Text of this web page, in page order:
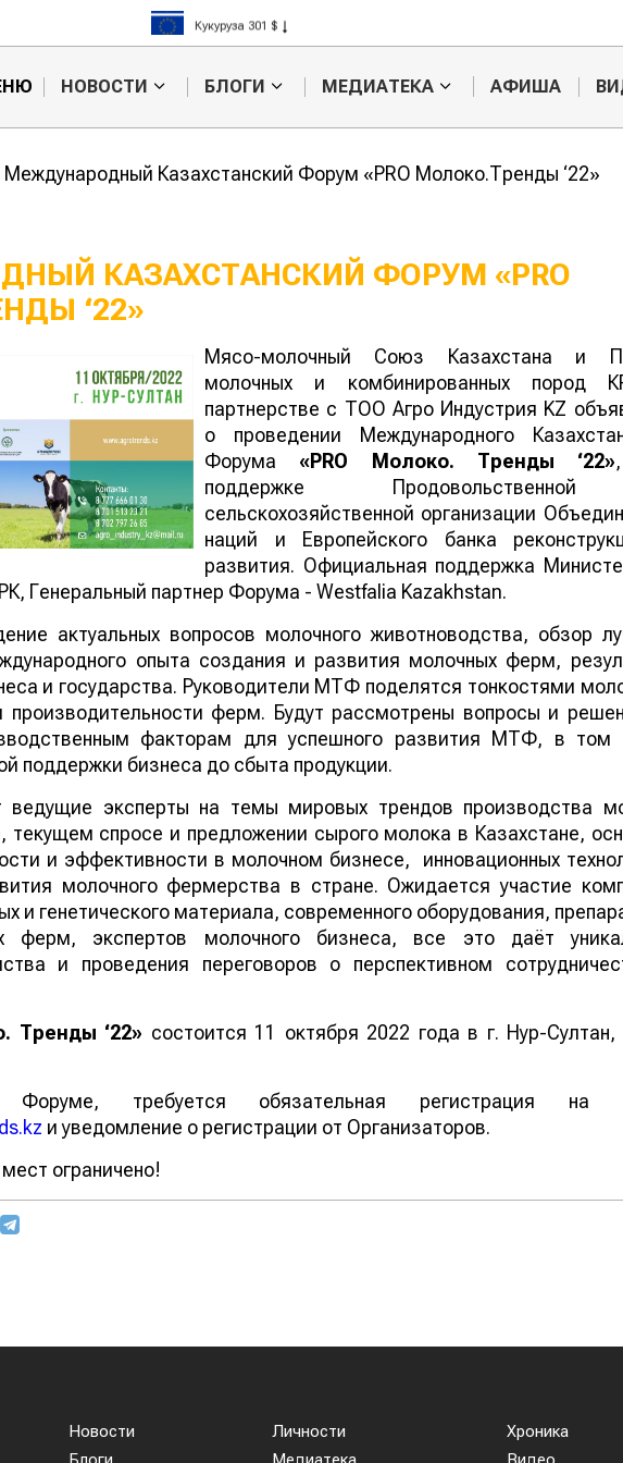
Кукуруза 301 $
Рис 408 $
НОВОСТИ БЛОГИ МЕДИАТЕКА АФИША
Международный Казахстанский Форум «PRO Молоко.Тренды ‘22»
КАЗАХСТАНСКИЙ ФОРУМ «PRO
‘22»
Мясо-молочный Союз Казахстана и
молочных и комбинированных пород
партнерстве с ТОО Агро Индустрия KZ
о проведении Международного
Форума «PRO Молоко. Тренды ‘22»
поддержке
сельскохозяйственной организации
наций и Европейского банка
развития. Официальная поддержка
Генеральный партнер Форума - Westfalia Kazakhstan.
актуальных вопросов молочного животноводства, обзор
опыта создания и развития молочных ферм,
и государства. Руководители МТФ поделятся тонкостями
производительности ферм. Будут рассмотрены вопросы и
факторам для успешного развития МТФ, в том
поддержки бизнеса до сбыта продукции.
эксперты на темы мировых трендов производства
текущем спросе и предложении сырого молока в Казахстане,
и эффективности в молочном бизнесе, инновационных
молочного фермерства в стране. Ожидается участие
и генетического материала, современного оборудования,
ферм, экспертов молочного бизнеса, все это даёт
и проведения переговоров о перспективном
Тренды ‘22» состоится 11 октября 2022 года в г. Нур-Султан,
требуется обязательная регистрация на
и уведомление о регистрации от Организаторов.
ограничено!
Новости
Личности
Хроника